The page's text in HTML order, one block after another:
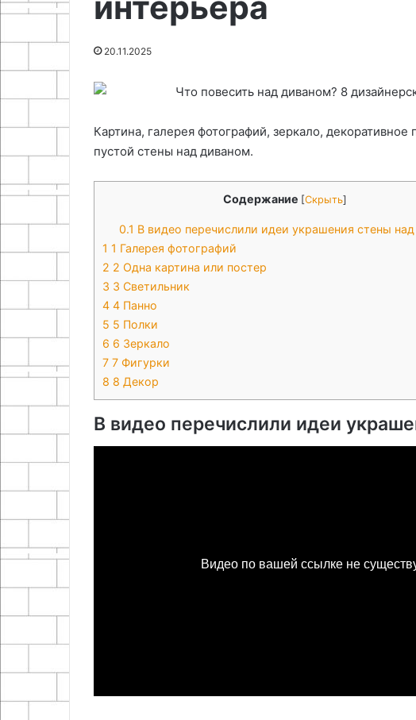
20.11.2025
Картина, галерея фотографий, зеркало,
пустой стены над диваном.
Содержание [Скрыть]
0.1 В видео перечислили идеи украшения стены
1 1 Галерея фотографий
2 2 Одна картина или постер
3 3 Светильник
4 4 Панно
5 5 Полки
6 6 Зеркало
7 7 Фигурки
8 8 Декор
В видео перечислили идеи
27.07.2025
профессиональные услуги
20.04.2026